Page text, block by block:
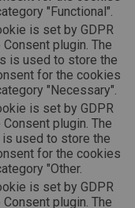
"Functional".
is set by GDPR
plugin. The
is used to store the
for the cookies
"Necessary".
is set by GDPR
plugin. The
used to store the
for the cookies
"Other.
is set by GDPR
plugin. The